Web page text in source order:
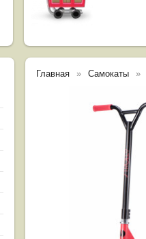
Главная Самокаты